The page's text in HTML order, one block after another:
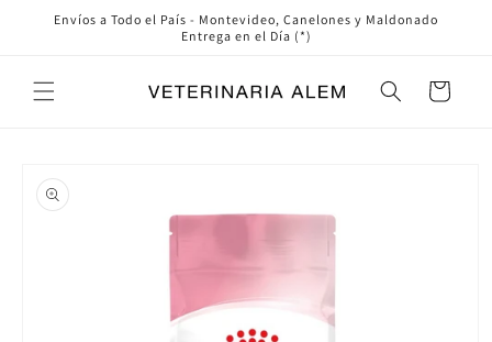
directamente
Envíos a Todo el País - Montevideo, Canelones y Maldonado
Entrega en el Día (*)
Carrito
a la
información